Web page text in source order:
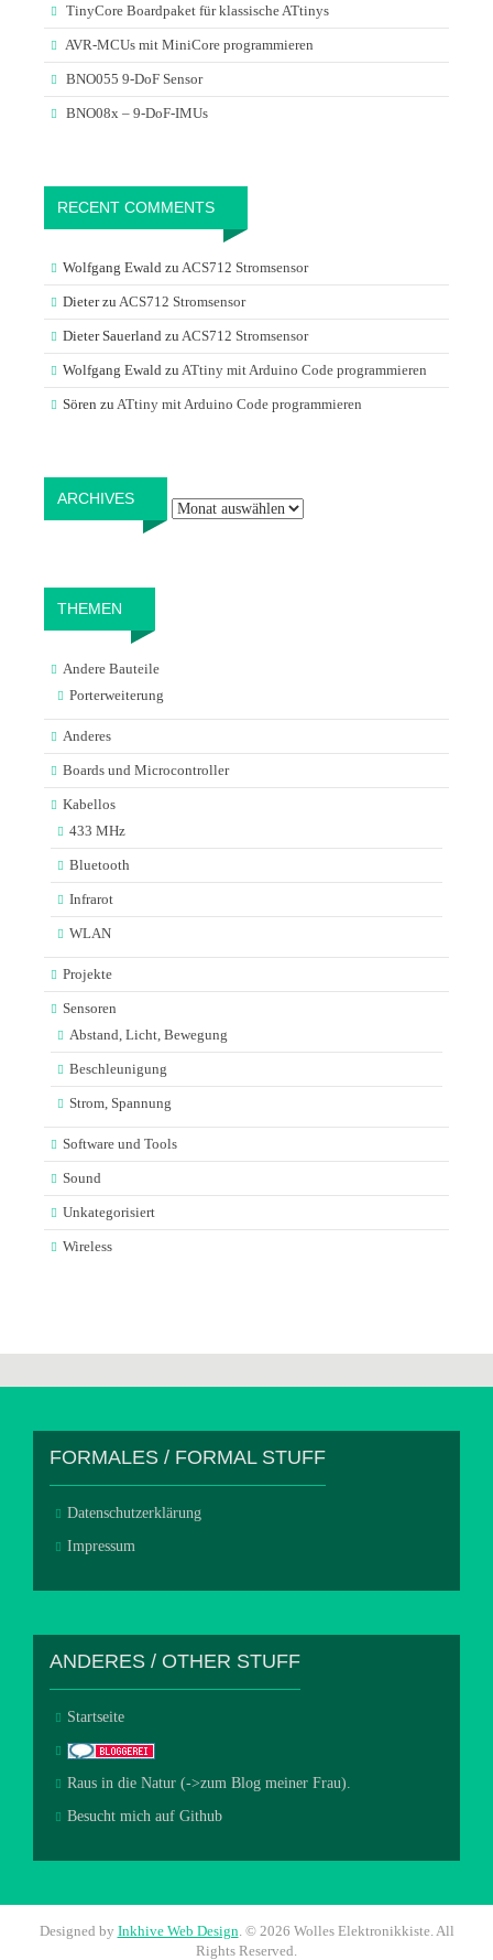
TinyCore Boardpaket für klassische ATtinys
AVR-MCUs mit MiniCore programmieren
BNO055 9-DoF Sensor
BNO08x – 9-DoF-IMUs
RECENT COMMENTS
Wolfgang Ewald zu ACS712 Stromsensor
Dieterzu ACS712 Stromsensor
Dieter Sauerland zu ACS712 Stromsensor
Wolfgang Ewald zu ATtiny mit Arduino Code programmieren
Sören zu ATtiny mit Arduino Code programmieren
ARCHIVES
THEMEN
Andere Bauteile
Porterweiterung
Anderes
Boards und Microcontroller
Kabellos
433 MHz
Bluetooth
Infrarot
WLAN
Projekte
Sensoren
Abstand, Licht, Bewegung
Beschleunigung
Strom, Spannung
Software und Tools
Sound
Unkategorisiert
Wireless
FORMALES / FORMAL STUFF
Datenschutzerklärung
Impressum
ANDERES / OTHER STUFF
Startseite
Raus in die Natur (->zum Blog meiner Frau).
Besucht mich auf Github
Designed by Inkhive Web Design © 2026 Wolles Elektronikkiste. All
Rights Reserved.